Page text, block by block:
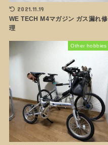
2021.11.19
WE TECH M4マガジン ガス漏れ修
理
Other hobbies